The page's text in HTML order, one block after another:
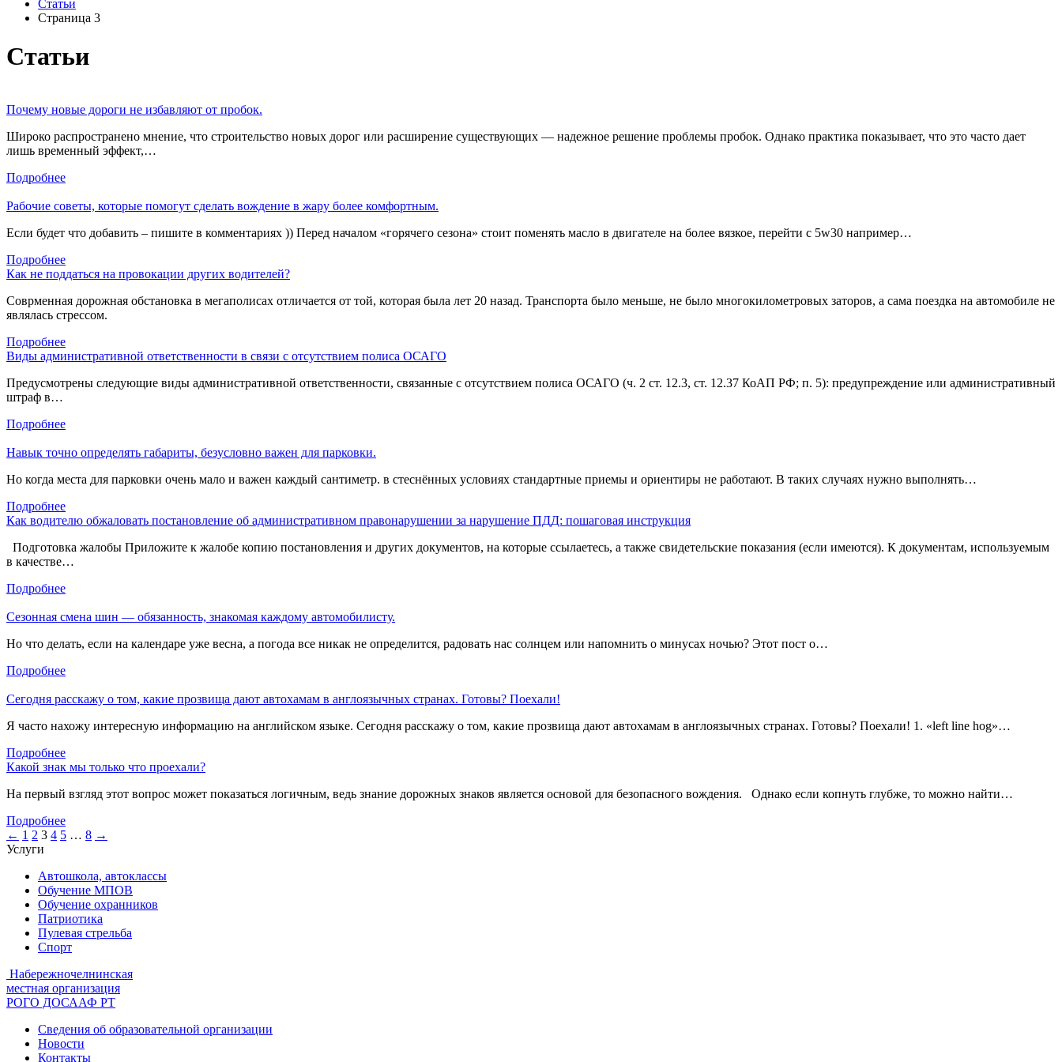
Статьи
Страница 3
Статьи
Почему новые дороги не избавляют от пробок.
Широко распространено мнение, что строительство новых дорог или расширение существующих — надежное решение проблемы пробок. Однако практика показывает, что это часто дает
лишь временный эффект,…
Подробнее
Рабочие советы, которые помогут сделать вождение в жару более комфортным.
Если будет что добавить – пишите в комментариях )) Перед началом «горячего сезона» стоит поменять масло в двигателе на более вязкое, перейти с 5w30 например…
Подробнее
Как не поддаться на провокации других водителей?
Соврменная дорожная обстановка в мегаполисах отличается от той, которая была лет 20 назад. Транспорта было меньше, не было многокилометровых заторов, а сама поездка на автомобиле не
являлась стрессом.
Подробнее
​Виды административной ответственности в связи с отсутствием полиса ОСАГО
Предусмотрены следующие виды административной ответственности, связанные с отсутствием полиса ОСАГО (ч. 2 ст. 12.3, ст. 12.37 КоАП РФ; п. 5): предупреждение или административный
штраф в…
Подробнее
Навык точно определять габариты, безусловно важен для парковки.
Но когда места для парковки очень мало и важен каждый сантиметр. в стеснённых условиях стандартные приемы и ориентиры не работают. В таких случаях нужно выполнять…
Подробнее
​Как водителю обжаловать постановление об административном правонарушении за нарушение ПДД: пошаговая инструкция
Подготовка жалобы Приложите к жалобе копию постановления и других документов, на которые ссылаетесь, а также свидетельские показания (если имеются). К документам, используемым
в качестве…
Подробнее
Сезонная смена шин — обязанность, знакомая каждому автомобилисту.
Но что делать, если на календаре уже весна, а погода все никак не определится, радовать нас солнцем или напомнить о минусах ночью? Этот пост о…
Подробнее
Сегодня расскажу о том, какие прозвища дают автохамам в англоязычных странах. Готовы? Поехали!
Я часто нахожу интересную информацию на английском языке. Сегодня расскажу о том, какие прозвища дают автохамам в англоязычных странах. Готовы? Поехали! 1. «left line hog»…
Подробнее
Какой знак мы только что проехали?
На первый взгляд этот вопрос может показаться логичным, ведь знание дорожных знаков является основой для безопасного вождения. Однако если копнуть глубже, то можно найти…
Подробнее
Навигация
по
записям
← 1 2 3 4 5 … 8 →
Услуги
Автошкола, автоклассы
Обучение МПОВ
Обучение охранников
Патриотика
Пулевая стрельба
Спорт
Набережночелнинская
местная организация
РОГО ДОСААФ РТ
Сведения об образовательной организации
Новости
Контакты